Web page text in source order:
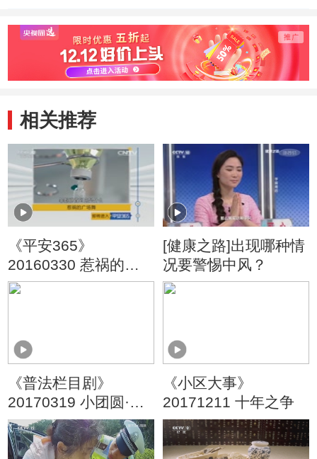
相关推荐
《平安365》
20160330 惹祸的广
场舞
[健康之路]出现哪种情
况要警惕中风？
《普法栏目剧》
20170319 小团圆·高
清版
《小区大事》
20171211 十年之争